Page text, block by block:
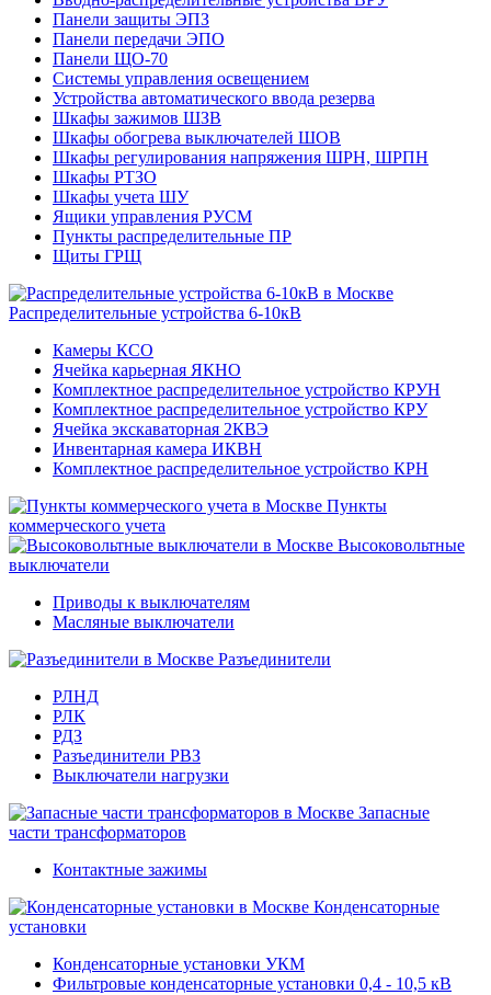
Панели защиты ЭПЗ
Панели передачи ЭПО
Панели ЩО-70
Системы управления освещением
Устройства автоматического ввода резерва
Шкафы зажимов ШЗВ
Шкафы обогрева выключателей ШОВ
Шкафы регулирования напряжения ШРН, ШРПН
Шкафы РТЗО
Шкафы учета ШУ
Ящики управления РУСМ
Пункты распределительные ПР
Щиты ГРЩ
Распределительные устройства 6-10кВ
Камеры КСО
Ячейка карьерная ЯКНО
Комплектное распределительное устройство КРУН
Комплектное распределительное устройство КРУ
Ячейка экскаваторная 2КВЭ
Инвентарная камера ИКВН
Комплектное распределительное устройство КРН
Пункты
коммерческого учета
Высоковольтные
выключатели
Приводы к выключателям
Масляные выключатели
Разъединители
РЛНД
РЛК
РДЗ
Разъединители РВЗ
Выключатели нагрузки
Запасные
части трансформаторов
Контактные зажимы
Конденсаторные
установки
Конденсаторные установки УКМ
Фильтровые конденсаторные установки 0,4 - 10,5 кВ